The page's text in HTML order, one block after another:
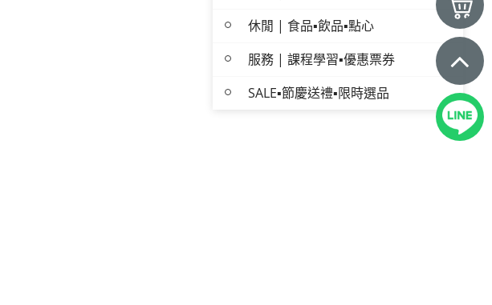
休閒 | 食品▪飲品▪點心
服務 | 課程學習▪優惠票券
SALE▪節慶送禮▪限時選品